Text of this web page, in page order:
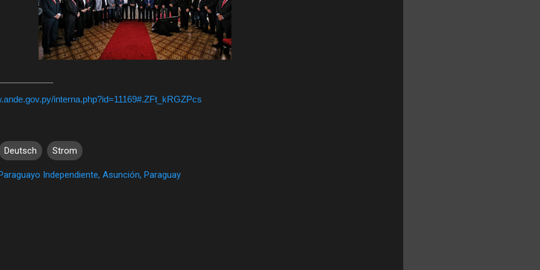
interna.php?id=11169#.ZFt_kRGZPcs
Deutsch Strom
Independiente, Asunción, Paraguay